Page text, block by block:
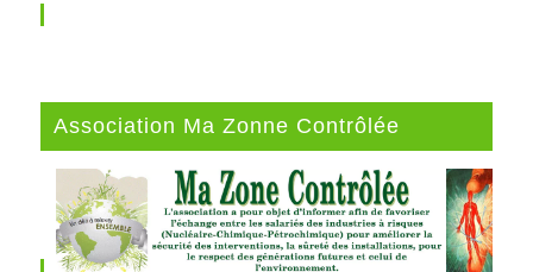
Association Ma Zonne Contrôlée